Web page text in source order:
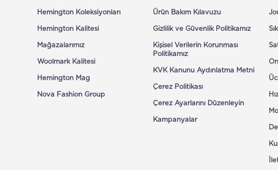
Hemington Koleksiyonları
Hemington Kalitesi
Mağazalarımız
Woolmark Kalitesi
Hemington Mag
Nova Fashion Group
Ürün Bakım Kılavuzu
Gizlilik ve Güvenlik Politikamız
Kişisel Verilerin Korunması
Politikamız
KVK Kanunu Aydınlatma Metni
Çerez Politikası
Çerez Ayarlarını Düzenleyin
Kampanyalar